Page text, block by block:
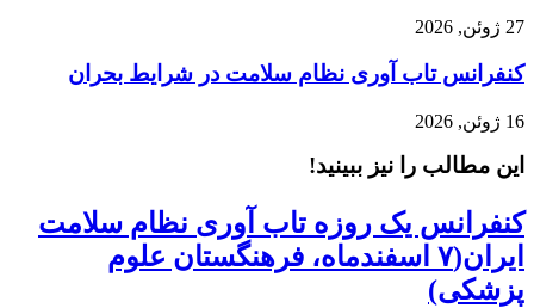
27 ژوئن, 2026
کنفرانس تاب آوری نظام سلامت در شرایط بحران
16 ژوئن, 2026
این مطالب را نیز ببینید!
کنفرانس یک روزه تاب آوری نظام سلامت
ایران(۷ اسفندماه، فرهنگستان علوم
پزشکی)